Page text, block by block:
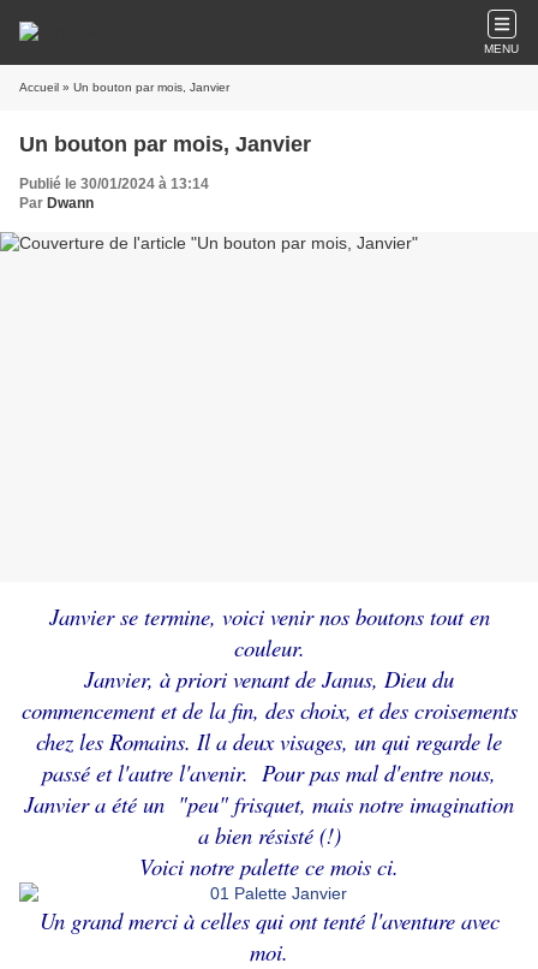
MENU
Accueil » Un bouton par mois, Janvier
Un bouton par mois, Janvier
Publié le 30/01/2024 à 13:14
Par Dwann
Janvier se termine, voici venir nos boutons tout en
couleur.
Janvier, à priori venant de Janus, Dieu du
commencement et de la fin, des choix, et des croisements
chez les Romains. Il a deux visages, un qui regarde le
passé et l'autre l'avenir. Pour pas mal d'entre nous,
Janvier a été un "peu" frisquet, mais notre imagination
a bien résisté (!)
Voici notre palette ce mois ci.
Un grand merci à celles qui ont tenté l'aventure avec
moi.